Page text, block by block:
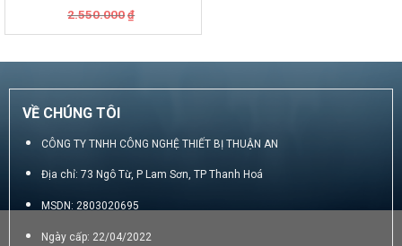
2.550.000 ₫
là:
tại
1.600.000₫.
VỀ CHÚNG TÔI
CÔNG TY TNHH CÔNG NGHỆ THIẾT BỊ THUẬN AN
Địa chỉ: 73 Ngô Từ, P Lam Sơn, TP Thanh Hoá
MSDN: 2803020695
Ngày cấp: 22/04/2022